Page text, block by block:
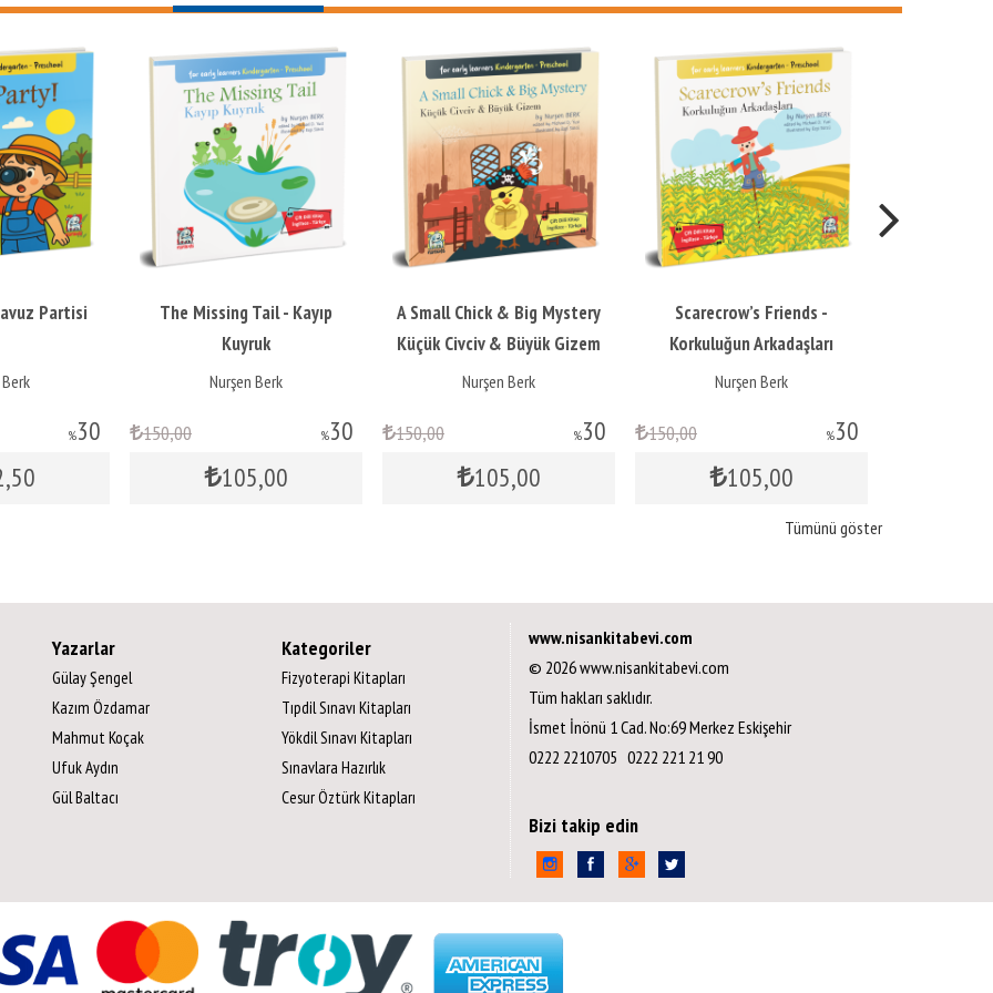
Partisi
%30
,50
The Missing Tail - Kayıp
Kuyruk
Nurşen Berk
%30
150,00
105,00
A Small Chick & Big Mystery
Küçük Civciv & Büyük Gizem
Nurşen Berk
%30
150,00
105,00
Scarecrow’s Friends -
Korkuluğun Arkadaşları
Nurşen Berk
%30
150,00
105,00
Tümünü göster
Yazarlar
Gülay Şengel
Kazım Özdamar
Mahmut Koçak
Ufuk Aydın
Gül Baltacı
Kategoriler
Fizyoterapi Kitapları
Tıpdil Sınavı Kitapları
Yökdil Sınavı Kitapları
Sınavlara Hazırlık
Cesur Öztürk Kitapları
www.nisankitabevi.com
© 2026 www.nisankitabevi.com
Tüm hakları saklıdır.
İsmet İnönü 1 Cad. No:69 Merkez Eskişehir
0222 2210705 0222 221 21 90
Bizi takip edin